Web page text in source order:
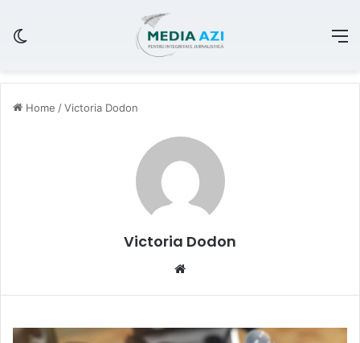
Home /Victoria Dodon
Victoria Dodon